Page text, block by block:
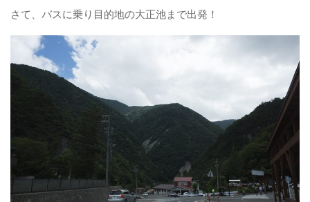
さて、バスに乗り目的地の大正池まで出発！